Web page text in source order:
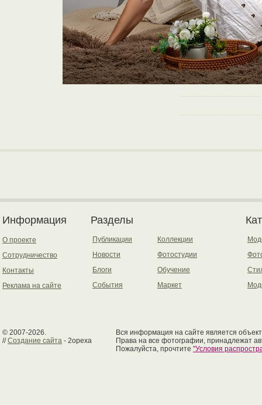
Информация
О проекте
Сотрудничество
Контакты
Реклама на сайте
Разделы
Публикации
Новости
Блоги
События
Коллекции
Фотостудии
Обучение
Маркет
© 2007-2026.
//Создание сайта - 2opexa
Вся информация на сайте является
Права на все фотографии, принадлежат
Пожалуйста, прочтите "Условия